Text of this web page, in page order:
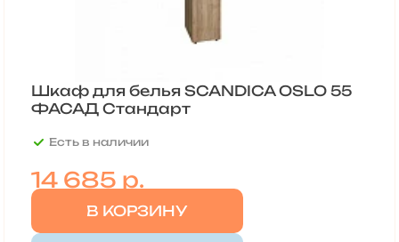
Шкаф для белья SCANDICA OSLO 55
ФАСАД Стандарт
Есть в наличии
14 685 р.
В КОРЗИНУ